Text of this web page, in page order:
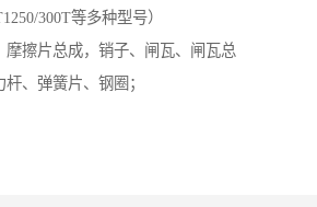
300T等多种型号）
摩擦片总成，销子、闸瓦、闸瓦总
、弹簧片、钢圈；